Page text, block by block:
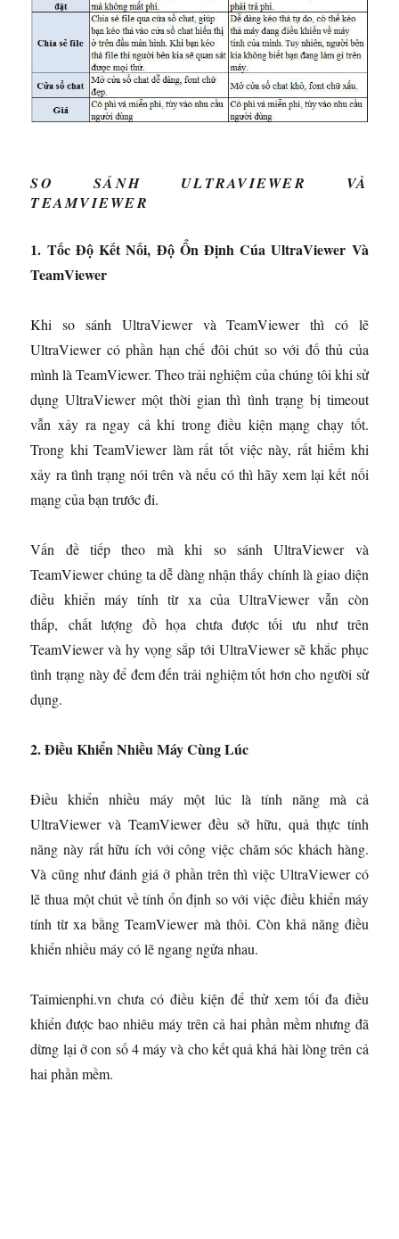
SO SÁNH ULTRAVIEWER VÀ
TEAMVIEWER
1. Tốc Độ Kết Nối, Độ Ổn Định Cúa UltraViewer Và
TeamViewer
Khi so sánh UltraViewer và TeamViewer thì có lẽ
UltraViewer có phần hạn chế đôi chút so với đố thủ của
mình là TeamViewer. Theo trải nghiệm của chúng tôi khi sử
dụng UltraViewer một thời gian thì tình trạng bị timeout
vẫn xảy ra ngay cả khi trong điều kiện mạng chạy tốt.
Trong khi TeamViewer làm rất tốt việc này, rất hiếm khi
xảy ra tình trạng nói trên và nếu có thì hãy xem lại kết nối
mạng của bạn trước đi.
Vấn đề tiếp theo mà khi so sánh UltraViewer và
TeamViewer chúng ta dễ dàng nhận thấy chính là giao diện
điều khiển máy tính từ xa của UltraViewer vẫn còn
thấp, chất lượng đồ họa chưa được tối ưu như trên
TeamViewer và hy vọng sắp tới UltraViewer sẽ khắc phục
tình trạng này để đem đến trải nghiệm tốt hơn cho người sử
dụng.
2. Điều Khiển Nhiều Máy Cùng Lúc
Điều khiển nhiều máy một lúc là tính năng mà cả
UltraViewer và TeamViewer đều sở hữu, quả thực tính
năng này rất hữu ích với công việc chăm sóc khách hàng.
Và cũng như đánh giá ở phần trên thì việc UltraViewer có
lẽ thua một chút về tính ổn định so với việc điều khiển máy
tính từ xa bằng TeamViewer mà thôi. Còn khả năng điều
khiển nhiều máy có lẽ ngang ngửa nhau.
Taimienphi.vn chưa có điều kiện để thử xem tối đa điều
khiển được bao nhiêu máy trên cả hai phần mềm nhưng đã
dừng lại ở con số 4 máy và cho kết quả khá hài lòng trên cả
hai phần mềm.